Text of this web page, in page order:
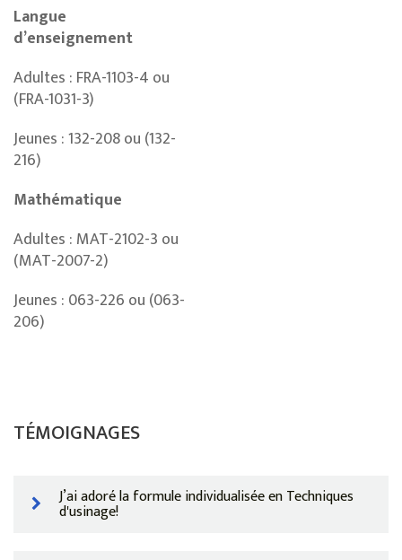
Langue
d’enseignement
Adultes : FRA-1103-4 ou
(FRA-1031-3)
Jeunes : 132-208 ou (132-
216)
Mathématique
Adultes : MAT-2102-3 ou
(MAT-2007-2)
Jeunes : 063-226 ou (063-
206)
TÉMOIGNAGES
J’ai adoré la formule individualisée en Techniques
d'usinage!